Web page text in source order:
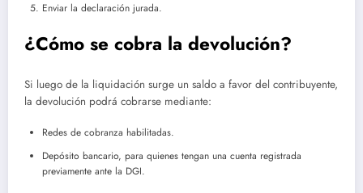
Enviar la declaración jurada.
¿Cómo se cobra la devolución?
Si luego de la liquidación surge un saldo a favor del contribuyente,
la devolución podrá cobrarse mediante:
Redes de cobranza habilitadas.
Depósito bancario, para quienes tengan una cuenta registrada
previamente ante la DGI.